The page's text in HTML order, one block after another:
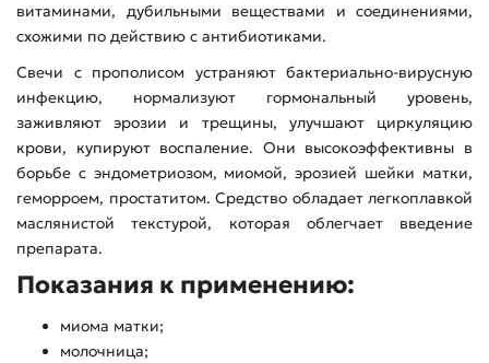
витаминами, дубильными веществами и соединениями,
схожими по действию с антибиотиками.
Свечи с прополисом устраняют бактериально-вирусную
инфекцию, нормализуют гормональный уровень,
заживляют эрозии и трещины, улучшают циркуляцию
крови, купируют воспаление. Они высокоэффективны в
борьбе с эндометриозом, миомой, эрозией шейки матки,
геморроем, простатитом. Средство обладает легкоплавкой
маслянистой текстурой, которая облегчает введение
препарата.
Показания к применению:
миома матки;
молочница;